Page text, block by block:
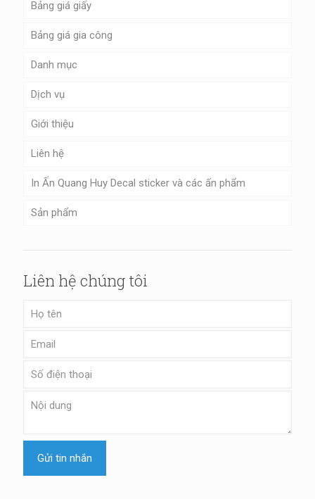
Bảng giá giấy
Bảng giá gia công
Danh mục
Dịch vụ
Giới thiệu
Liên hệ
In Ấn Quang Huy Decal sticker và các ấn phẩm
Sản phẩm
Liên hệ chúng tôi